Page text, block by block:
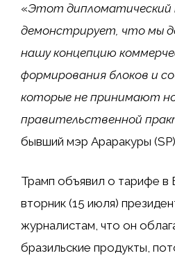
«Этот дипломатический
демонстрирует, что мы
нашу концепцию
формирования блоков и
которые не принимают
правительственной
бывший мэр Араракуры
Трамп объявил о тарифе в
вторник (15 июля)
журналистам, что он
бразильские продукты,